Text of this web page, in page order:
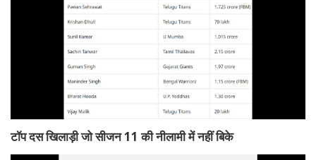
टॉप दस खिलाड़ी जो सीजन 11 की नीलामी में नहीं बिके